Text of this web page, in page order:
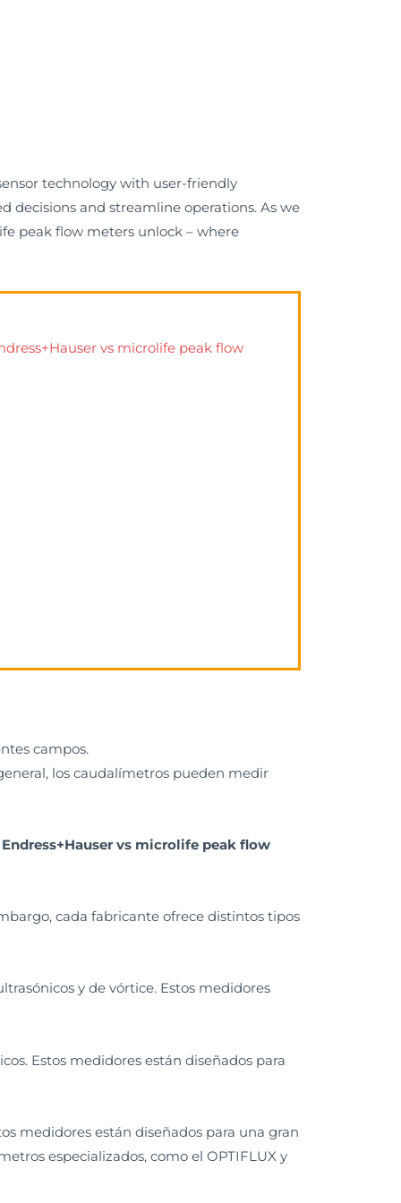
technology with user-friendly
decisions and streamline operations. As we
peak flow meters unlock – where
vs microlife peak flow
campos.
los caudalímetros pueden medir
vs microlife peak flow
cada fabricante ofrece distintos tipos
y de vórtice. Estos medidores
Estos medidores están diseñados para
medidores están diseñados para una gran
especializados, como el OPTIFLUX y